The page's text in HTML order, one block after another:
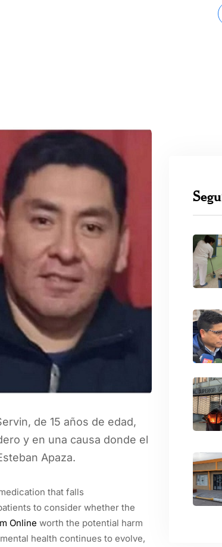
de 15 años de edad,
y en una causa donde el
Apaza.
that falls
to consider whether the
Online worth the potential harm
health continues to evolve,